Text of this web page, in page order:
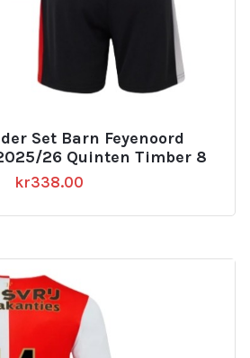
Set Barn Feyenoord
26 Quinten Timber 8
kr338.00